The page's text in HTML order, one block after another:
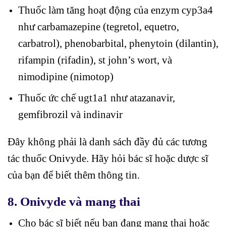
Thuốc làm tăng hoạt động của enzym cyp3a4
như carbamazepine (tegretol, equetro,
carbatrol), phenobarbital, phenytoin (dilantin),
rifampin (rifadin), st john’s wort, và
nimodipine (nimotop)
Thuốc ức chế ugt1a1 như atazanavir,
gemfibrozil và indinavir
Đây không phải là danh sách đầy đủ các tương
tác thuốc Onivyde. Hãy hỏi bác sĩ hoặc dược sĩ
của bạn để biết thêm thông tin.
8. Onivyde và mang thai
Cho bác sĩ biết nếu bạn đang mang thai hoặc